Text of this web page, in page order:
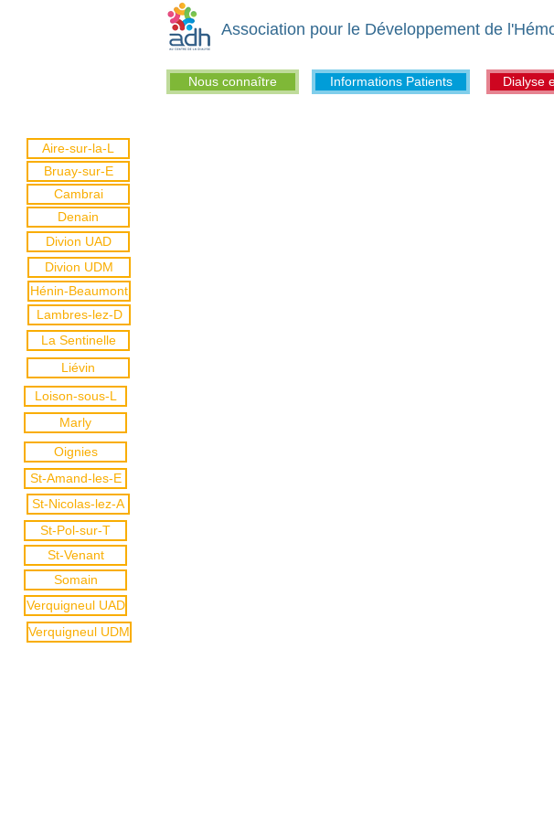
Association pour le Développement de
Nous connaître Informations Patients Dialyse
Aire-sur-la-L
Bruay-sur-E
Cambrai
Denain
Divion UAD
Divion UDM
Hénin-Beaumont
Lambres-lez-D
La Sentinelle
Liévin
Loison-sous-L
Marly
Oignies
St-Amand-les-E
St-Nicolas-lez-A
St-Pol-sur-T
St-Venant
Somain
Verquigneul UAD
Verquigneul UDM